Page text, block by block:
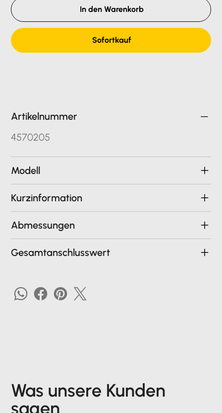
In den Warenkorb
Sofortkauf
Artikelnummer
4570205
Modell
Kurzinformation
Abmessungen
Gesamtanschlusswert
Was unsere Kunden
sagen